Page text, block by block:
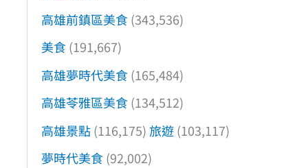
高雄前鎮區美食 (343,536)
美食 (191,667)
高雄夢時代美食 (165,484)
高雄苓雅區美食 (134,512)
高雄景點(116,175) 旅遊(103,117)
夢時代美食 (92,002)